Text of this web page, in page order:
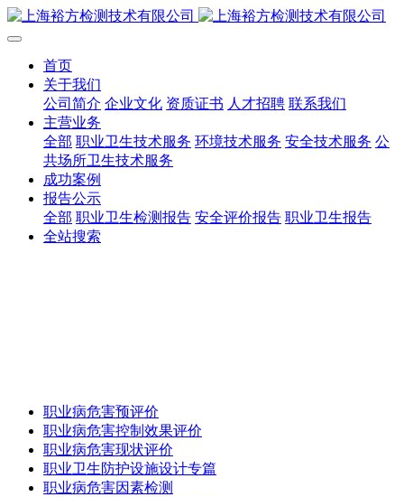
首页
关于我们
公司简介 企业文化 资质证书 人才招聘 联系我们
主营业务
全部 职业卫生技术服务 环境技术服务 安全技术服务 公
共场所卫生技术服务
成功案例
报告公示
全部 职业卫生检测报告 安全评价报告 职业卫生报告
全站搜索
职业病危害预评价
职业病危害控制效果评价
职业病危害现状评价
职业卫生防护设施设计专篇
职业病危害因素检测